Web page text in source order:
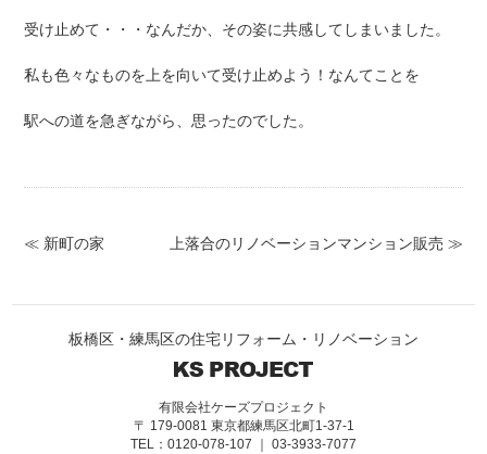
受け止めて・・・なんだか、その姿に共感してしまいました。
私も色々なものを上を向いて受け止めよう！なんてことを
駅への道を急ぎながら、思ったのでした。
上落合のリノベーションマンション販売 ≫
≪ 新町の家
板橋区・練馬区の住宅リフォーム・リノベーション
有限会社ケーズプロジェクト
〒 179-0081 東京都練馬区北町1-37-1
TEL：0120-078-107 ｜ 03-3933-7077